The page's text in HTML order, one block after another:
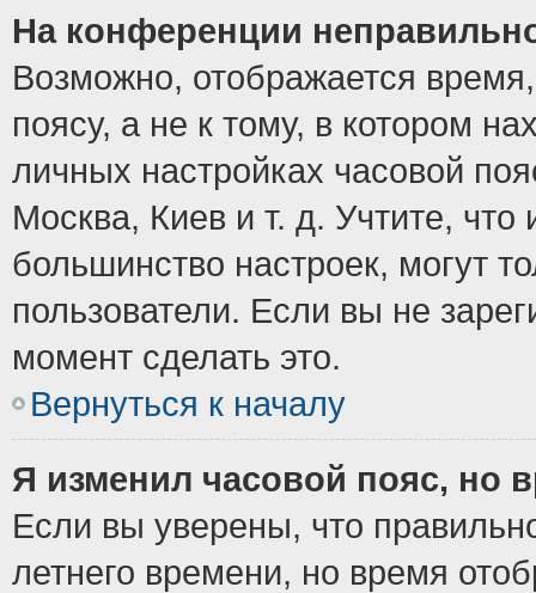
На конференции
Возможно, отображается
поясу, а не к тому, в котором
личных настройках часовой
Москва, Киев и т. д. Учтите, что
большинство настроек, могут
пользователи. Если вы не
момент сделать это.
Вернуться к началу
Я изменил часовой пояс, но
Если вы уверены, что
летнего времени, но время